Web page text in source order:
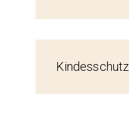
Kindesschutz